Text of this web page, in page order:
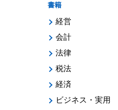
書籍
経営
会計
法律
税法
経済
ビジネス・実用